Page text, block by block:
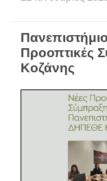
Προοπτικές
Κοζάνης